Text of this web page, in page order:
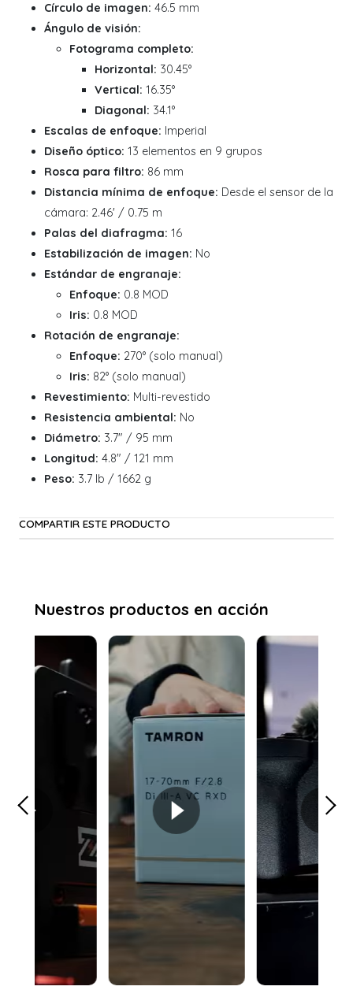
Círculo de imagen: 46.5 mm
Ángulo de visión:
Fotograma completo:
Horizontal: 30.45°
Vertical: 16.35°
Diagonal: 34.1°
Escalas de enfoque: Imperial
Diseño óptico: 13 elementos en 9 grupos
Rosca para filtro: 86 mm
Distancia mínima de enfoque: Desde el sensor de la
cámara: 2.46' / 0.75 m
Palas del diafragma: 16
Estabilización de imagen: No
Estándar de engranaje:
Enfoque: 0.8 MOD
Iris: 0.8 MOD
Rotación de engranaje:
Enfoque: 270° (solo manual)
Iris: 82° (solo manual)
Revestimiento: Multi-revestido
Resistencia ambiental: No
Diámetro: 3.7" / 95 mm
Longitud: 4.8" / 121 mm
Peso: 3.7 lb / 1662 g
COMPARTIR ESTE PRODUCTO